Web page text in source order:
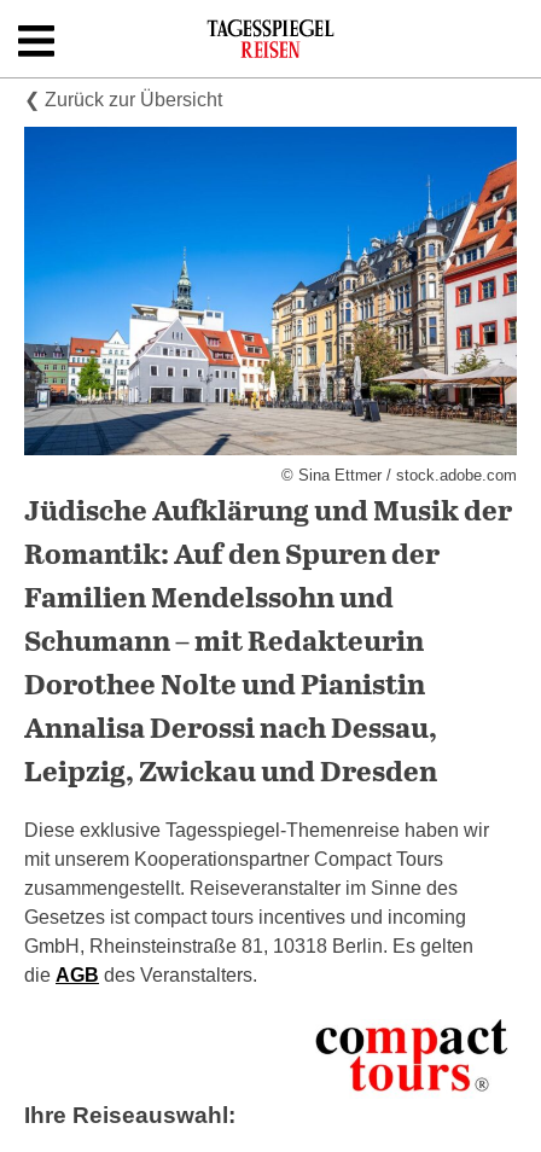
❮ Zurück zur Übersicht
© Sina Ettmer / stock.adobe.com
Jüdische Aufklärung und Musik der
Romantik: Auf den Spuren der
Familien Mendelssohn und
Schumann – mit Redakteurin
Dorothee Nolte und Pianistin
Annalisa Derossi nach Dessau,
Leipzig, Zwickau und Dresden
Diese exklusive Tagesspiegel-Themenreise haben wir
mit unserem Kooperationspartner Compact Tours
zusammengestellt. Reiseveranstalter im Sinne des
Gesetzes ist compact tours incentives und incoming
GmbH, Rheinsteinstraße 81, 10318 Berlin. Es gelten
die AGB des Veranstalters.
Ihre Reiseauswahl: